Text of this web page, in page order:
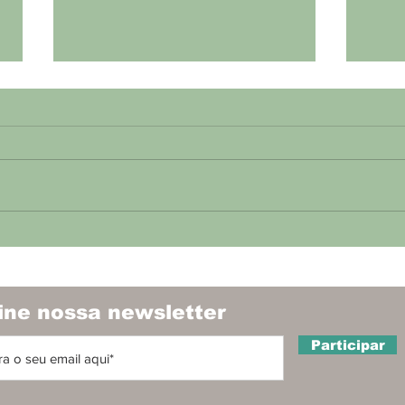
de celulares
de
nossa newsletter
Participar